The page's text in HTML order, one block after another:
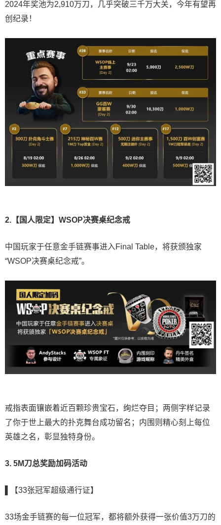
2024年奖池为2,910万刀，几乎突破三千万大关，今年有望再
创纪录！
2.【国人限定】WSOP决赛桌纪念戒
中国玩家于任意金手链赛事进入Final Table，将获颁独家
“WSOP决赛桌纪念戒”。
戒指表面镶嵌着近百颗珍贵宝石，绚烂夺目；两侧字样记录
了你于世上最大的扑克舞台成功留名；内围则精心刻上每位
英雄之名，彰显独特身份。
3. 5M刀总奖励加码活动
▌【33张冠军超级通行证】
33场金手链赛的每一位冠军，都将额外获得一张价值3万刀的